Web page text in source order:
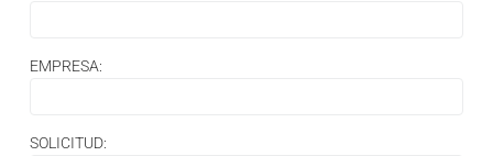
EMPRESA:
SOLICITUD: